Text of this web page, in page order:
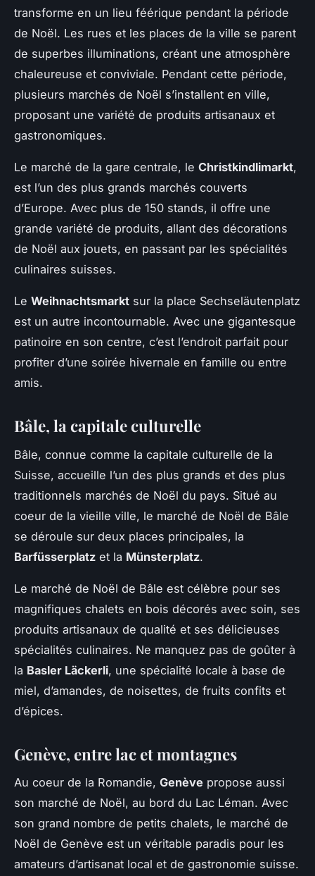
transforme en un lieu féérique pendant la période
de Noël. Les rues et les places de la ville se parent
de superbes illuminations, créant une atmosphère
chaleureuse et conviviale. Pendant cette période,
plusieurs marchés de Noël s’installent en ville,
proposant une variété de produits artisanaux et
gastronomiques.
Le marché de la gare centrale, le Christkindlimarkt,
est l’un des plus grands marchés couverts
d’Europe. Avec plus de 150 stands, il offre une
grande variété de produits, allant des décorations
de Noël aux jouets, en passant par les spécialités
culinaires suisses.
Le Weihnachtsmarkt sur la place Sechseläutenplatz
est un autre incontournable. Avec une gigantesque
patinoire en son centre, c’est l’endroit parfait pour
profiter d’une soirée hivernale en famille ou entre
amis.
Bâle, la capitale culturelle
Bâle, connue comme la capitale culturelle de la
Suisse, accueille l’un des plus grands et des plus
traditionnels marchés de Noël du pays. Situé au
coeur de la vieille ville, le marché de Noël de Bâle
se déroule sur deux places principales, la
Barfüsserplatz et la Münsterplatz.
Le marché de Noël de Bâle est célèbre pour ses
magnifiques chalets en bois décorés avec soin, ses
produits artisanaux de qualité et ses délicieuses
spécialités culinaires. Ne manquez pas de goûter à
la Basler Läckerli, une spécialité locale à base de
miel, d’amandes, de noisettes, de fruits confits et
d’épices.
Genève, entre lac et montagnes
Au coeur de la Romandie, Genève propose aussi
son marché de Noël, au bord du Lac Léman. Avec
son grand nombre de petits chalets, le marché de
Noël de Genève est un véritable paradis pour les
amateurs d’artisanat local et de gastronomie suisse.